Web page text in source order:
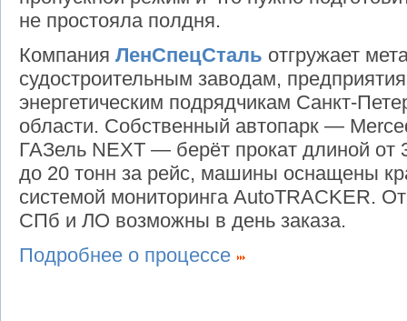
не простояла полдня.
Компания ЛенСпецСталь отгружает
судостроительным заводам,
энергетическим подрядчикам Санкт-
области. Собственный автопарк —
ГАЗель NEXT — берёт прокат длиной
до 20 тонн за рейс, машины оснащены
системой мониторинга AutoTRACKER.
СПб и ЛО возможны в день заказа.
Подробнее о процессе